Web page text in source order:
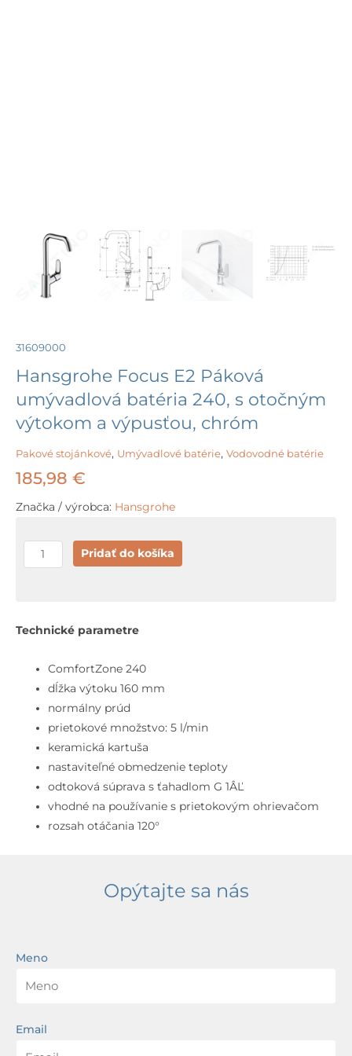
31609000
Hansgrohe Focus E2 Páková
umývadlová batéria 240, s otočným
výtokom a výpusťou, chróm
Pakové stojánkové, Umývadlové batérie, Vodovodné batérie
185,98 €
Značka / výrobca: Hansgrohe
množstvo
Hansgrohe
Páková
batéria
240,
otočným
výtokom
výpusťou,
chróm
Pridať do košíka
Technické parametre
ComfortZone 240
dĺžka výtoku 160 mm
normálny prúd
prietokové množstvo: 5 l/min
keramická kartuša
nastaviteľné obmedzenie teploty
odtoková súprava s ťahadlom G 1ÂĽ
vhodné na používanie s prietokovým ohrievačom
rozsah otáčania 120°
Opýtajte sa nás
Meno
Email